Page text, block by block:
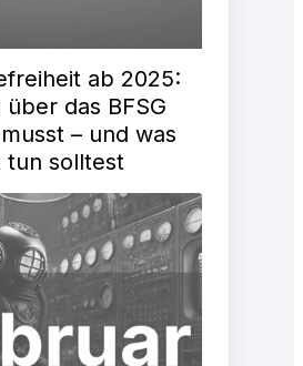
ab 2025:
über das BFSG
– und was
tun solltest